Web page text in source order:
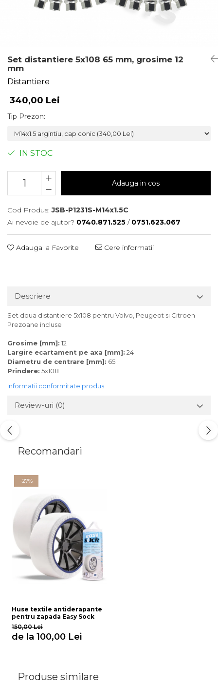
Set distantiere 5x108 65 mm, grosime 12
mm
Distantiere
340,00 Lei
Tip Prezon:
IN STOC
Adauga in cos
Cod Produs: JSB-P1231S-M14x1.5C
Ai nevoie de ajutor? 0740.871.525 / 0751.623.067
Adauga la Favorite Cere informatii
Descriere
Set doua distantiere 5x108 pentru Volvo, Peugeot si Citroen
Prezoane incluse
Grosime [mm]: 12
Largire ecartament pe axa [mm]: 24
Diametru de centrare [mm]: 65
Prindere: 5x108
Informatii conformitate produs
Review-uri (0)
Recomandari
-27%
Huse textile antiderapante
pentru zapada Easy Sock
150,00 Lei
de la 100,00 Lei
Produse similare